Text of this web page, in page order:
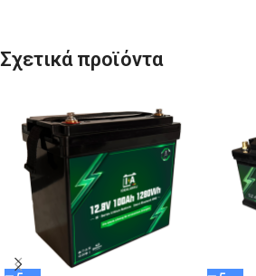
Σχετικά προϊόντα